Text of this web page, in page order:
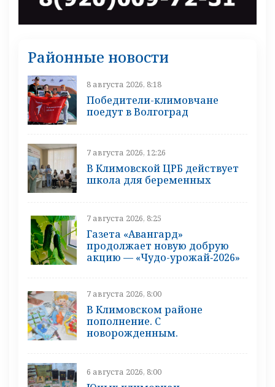
Районные новости
8 августа 2026, 8:18
Победители-климовчане
поедут в Волгоград
7 августа 2026, 12:26
В Климовской ЦРБ действует
школа для беременных
7 августа 2026, 8:25
Газета «Авангард»
продолжает новую добрую
акцию — «Чудо-урожай‑2026»
7 августа 2026, 8:00
В Климовском районе
пополнение. С
новорожденным.
6 августа 2026, 8:00